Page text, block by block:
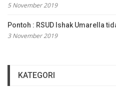
5 November 2019
Pontoh : RSUD Ishak Umarella
3 November 2019
KATEGORI